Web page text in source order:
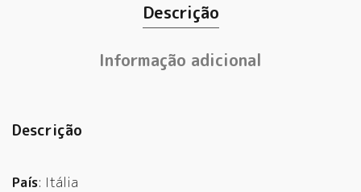
Descrição
Informação adicional
Descrição
País: Itália